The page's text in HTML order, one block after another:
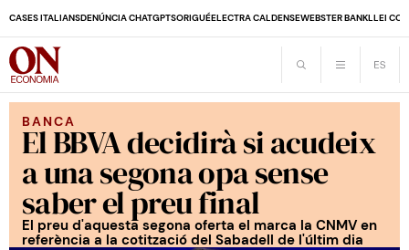
CASES ITALIANSDENÚNCIA CHATGPTSORIGUÉELECTRA CALDENSEWEBSTER BANKLLEI
BANCA
El BBVA decidirà si acudeix
a una segona opa sense
saber el preu final
El preu d'aquesta segona oferta el marca la CNMV en
referència a la cotització del Sabadell de l'últim dia